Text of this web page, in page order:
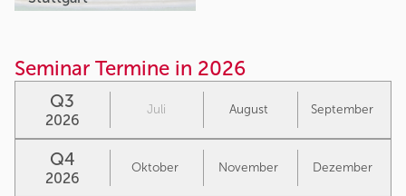
Seminar Termine in 2026
Q3
2026
Juli August September
Q4
2026
Oktober November Dezember